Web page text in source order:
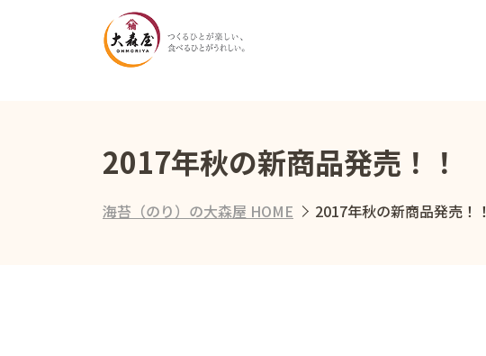
2017年秋の新商品発売！！
海苔（のり）の大森屋 HOME 2017年秋の新商品発売！！